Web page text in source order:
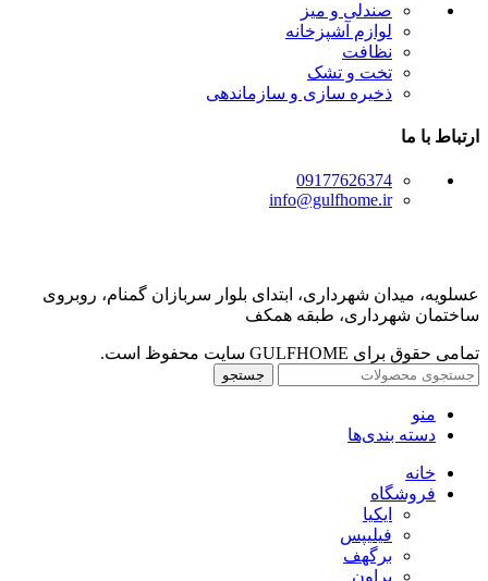
صندلی و میز
لوازم آشپزخانه
نظافت
تخت و تشک
ذخیره سازی و سازماندهی
ارتباط با ما
09177626374
info@gulfhome.ir
عسلویه، میدان شهرداری، ابتدای بلوار سربازان گمنام، روبروی
ساختمان شهرداری، طبقه همکف
تمامی حقوق برای GULFHOME سایت محفوظ است.
جستجو
منو
دسته بندی‌ها
خانه
فروشگاه
ایکیا
فیلیپس
برگهف
براون